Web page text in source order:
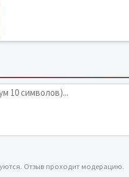
Отзыв проходит модерацию.